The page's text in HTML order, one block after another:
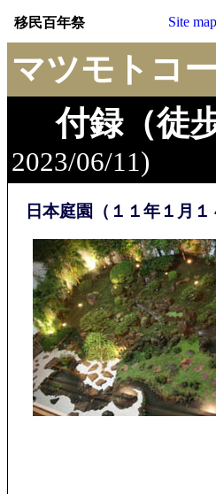
移民百年祭 Site map
マツモトコ
付録（徒
2023/06/11)
日本庭園（１１年１月１